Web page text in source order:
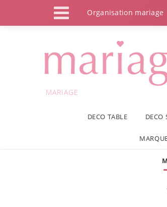
Organisation mariage
MARIAGE
DECO TABLE DECO
Panneau de gestion des cookies